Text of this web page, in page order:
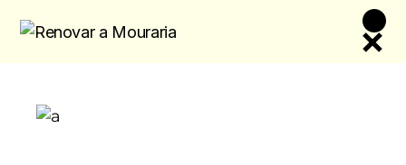
the